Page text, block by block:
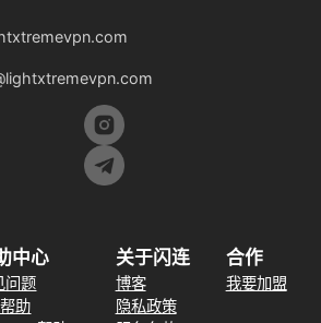
中心
问题
助
关于闪连
博客
隐私政策
合作
我要加盟